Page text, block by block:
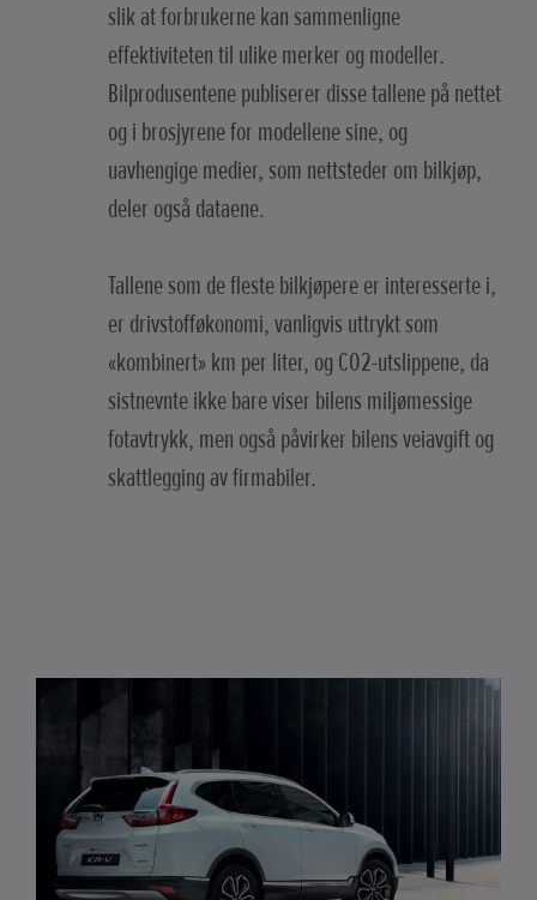
slik at forbrukerne kan sammenligne
effektiviteten til ulike merker og modeller.
Bilprodusentene publiserer disse tallene på nettet
og i brosjyrene for modellene sine, og
uavhengige medier, som nettsteder om bilkjøp,
deler også dataene.
Tallene som de fleste bilkjøpere er interesserte i,
er drivstofføkonomi, vanligvis uttrykt som
«kombinert» km per liter, og CO2-utslippene, da
sistnevnte ikke bare viser bilens miljømessige
fotavtrykk, men også påvirker bilens veiavgift og
skattlegging av firmabiler.